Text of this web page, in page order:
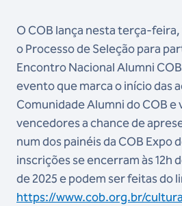
O COB lança nesta terça-feira,
o Processo de Seleção para
Encontro Nacional Alumni
evento que marca o início das
Comunidade Alumni do COB e
vencedores a chance de
num dos painéis da COB Expo
inscrições se encerram às 12h
de 2025 e podem ser feitas do
https://www.cob.org.br/